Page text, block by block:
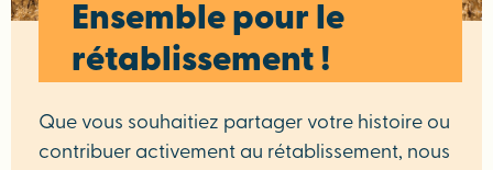
Ensemble pour le
rétablissement !
Que vous souhaitiez partager votre histoire ou
contribuer activement au rétablissement, nous